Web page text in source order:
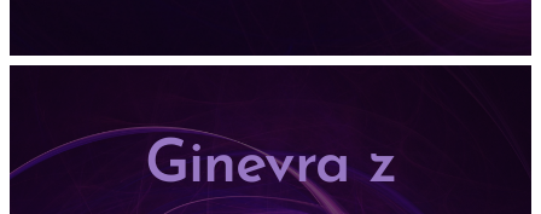
Ginevra z